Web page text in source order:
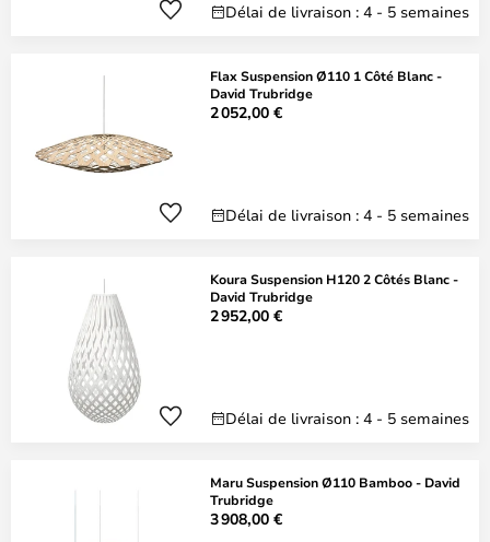
Délai de livraison : 4 - 5 semaines
Flax Suspension Ø110 1 Côté Blanc -
David Trubridge
2 052,00 €
Délai de livraison : 4 - 5 semaines
Koura Suspension H120 2 Côtés Blanc -
David Trubridge
2 952,00 €
Délai de livraison : 4 - 5 semaines
Maru Suspension Ø110 Bamboo - David
Trubridge
3 908,00 €